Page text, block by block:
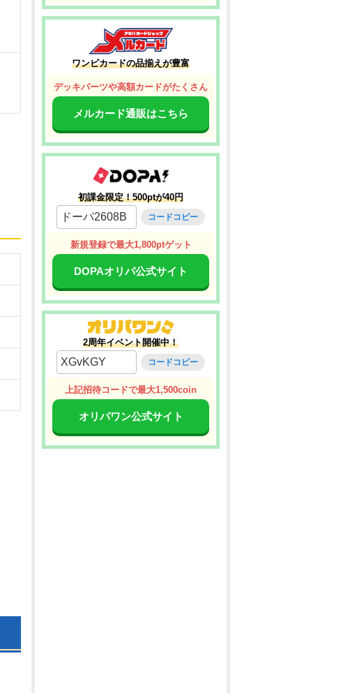
ワンピカードの品揃えが豊富
デッキパーツや高額カードがたくさん
メルカード通販はこちら
初課金限定！500ptが40円
ドーパ2608B コードコピー
新規登録で最大1,800ptゲット
DOPAオリパ公式サイト
2周年イベント開催中！
XGvKGY コードコピー
上記招待コードで最大1,500coin
オリパワン公式サイト